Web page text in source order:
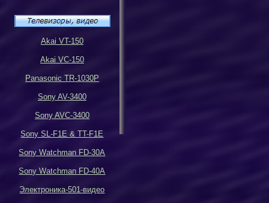
Akai VT-150
Akai VC-150
Panasonic TR-1030P
Sony AV-3400
Sony AVC-3400
Sony SL-F1E & TT-F1E
Sony Watchman FD-30A
Sony Watchman FD-40A
Электроника-501-видео